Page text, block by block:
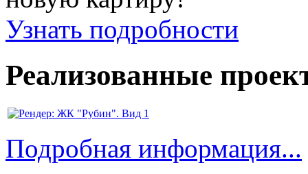
Узнать подробности
Реализованные
Подробная информация...